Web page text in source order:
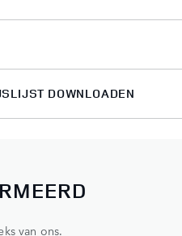
DOWNLOADEN
van ons.